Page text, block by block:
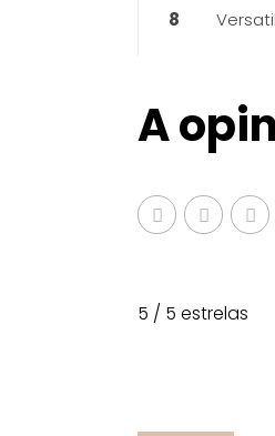
8
A
5 / 5 estrelas